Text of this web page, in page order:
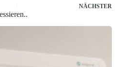
NÄCHSTER